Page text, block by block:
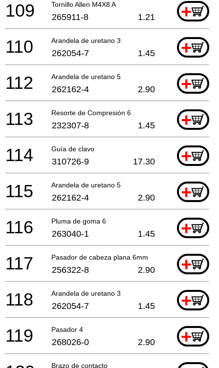
Tornillo Allen M4X8 A +
109 265911-8 1.21
Arandela de uretano 3 +
110 262054-7 1.45
Arandela de uretano 5 +
112 262162-4 2.90
Resorte de Compresión 6 +
113 232307-8 1.45
Guía de clavo +
114 310726-9 17.30
Arandela de uretano 5 +
115 262162-4 2.90
Pluma de goma 6 +
116 263040-1 1.45
Pasador de cabeza plana 6mm +
117 256322-8 2.90
Arandela de uretano 3 +
118 262054-7 1.45
Pasador 4 +
119 268026-0 2.90
Brazo de contacto